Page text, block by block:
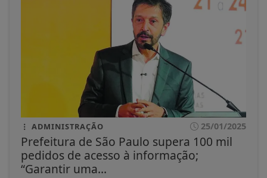
ADMINISTRAÇÃO 25/01/2025
Prefeitura de São Paulo supera 100 mil
pedidos de acesso à informação;
“Garantir uma...